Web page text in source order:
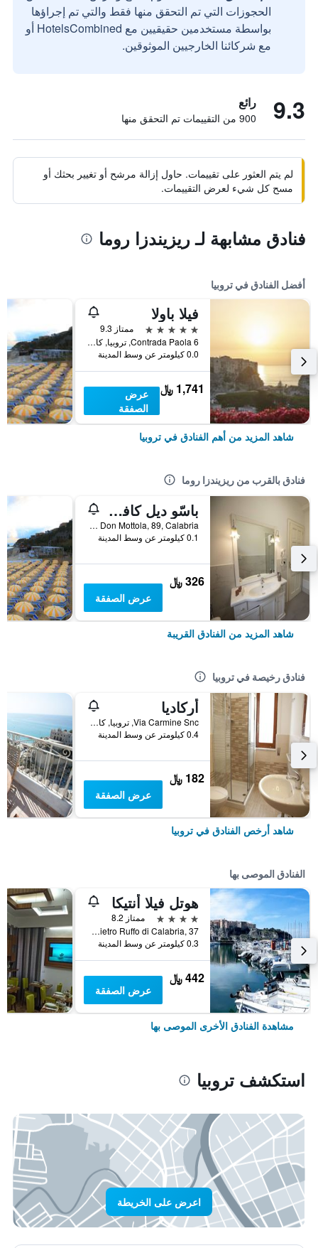
الحجوزات التي تم التحقق منها فقط والتي تم إجراؤها
بواسطة مستخدمين حقيقيين مع HotelsCombined أو
مع شركائنا الخارجيين الموثوقين.
9.3 رائع
900 من التقييمات تم التحقق منها
لم يتم العثور على تقييمات. حاول إزالة مرشح أو تغيير بحثك أو
مسح كل شيء لعرض التقييمات.
فنادق مشابهة لـ ريزيندزا روما
أفضل الفنادق في تروبيا
فيلا باولا
5 نجوم
ممتاز 9.3
Contrada Paola 6, تروبيا, كالابريا, إيطاليا
0.0 كيلومتر عن وسط المدينة
1,741 ﷼
عرض
الصفقة
شاهد المزيد من أهم الفنادق في تروبيا
فنادق بالقرب من ريزيندزا روما
باسّو ديل كافالييريه
Viale Don Mottola, 89, Calabria, تروبيا, كالابريا, إيطاليا
0.1 كيلومتر عن وسط المدينة
326 ﷼
عرض الصفقة
شاهد المزيد من الفنادق القريبة
فنادق رخيصة في تروبيا
أركاديا
Via Carmine Snc, تروبيا, كالابريا, إيطاليا
0.4 كيلومتر عن وسط المدينة
182 ﷼
عرض الصفقة
شاهد أرخص الفنادق في تروبيا
الفنادق الموصى بها
هوتل فيلا أنتيكا
4 نجوم
ممتاز 8.2
Via Pietro Ruffo di Calabria, 37, تروبيا, كالابريا, إيطاليا
0.3 كيلومتر عن وسط المدينة
442 ﷼
عرض الصفقة
مشاهدة الفنادق الأخرى الموصى بها
استكشف تروبيا
اعرض على الخريطة